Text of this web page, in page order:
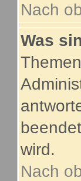
Nach
Was
wird.
Nach